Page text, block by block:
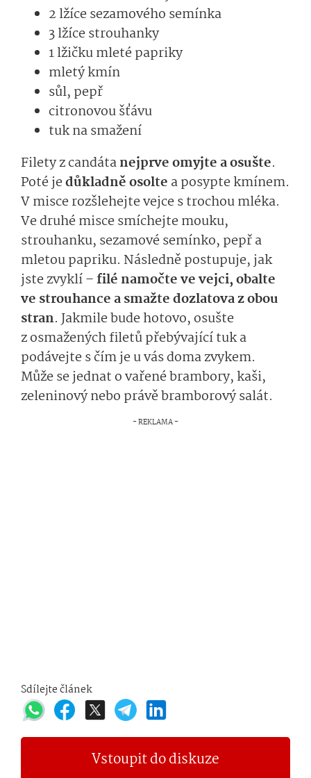
2 lžíce sezamového semínka
3 lžíce strouhanky
1 lžičku mleté papriky
mletý kmín
sůl, pepř
citronovou šťávu
tuk na smažení
Filety z candátanejprve omyjte a osušte.
Poté jedůkladně osolte a posypte kmínem.
V misce rozšlehejte vejce s trochou mléka.
Ve druhé misce smíchejte mouku,
strouhanku, sezamové semínko, pepř a
mletou papriku. Následně postupuje, jak
jste zvyklí –filé namočte ve vejci, obalte
ve strouhance a smažte dozlatova z obou
stran. Jakmile bude hotovo, osušte
z osmažených filetů přebývající tuk a
podávejte s čím je u vás doma zvykem.
Může se jednat o vařené brambory, kaši,
zeleninový nebo právě bramborový salát.
Sdílejte článek
Vstoupit do diskuze